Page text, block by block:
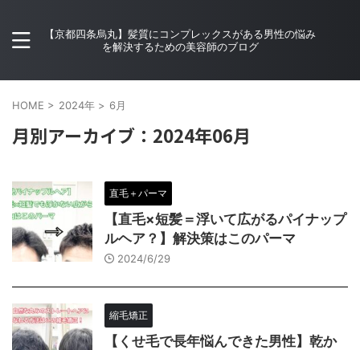
【京都四条烏丸】髪質にコンプレックスがある男性の悩み
を解決するための美容師のブログ
HOME > 2024年 > 6月
月別アーカイブ：2024年06月
直毛＋パーマ
【直毛×短髪＝浮いて広がるパイナップ
ルヘア？】解決策はこのパーマ
2024/6/29
縮毛矯正
【くせ毛で長年悩んできた男性】乾か